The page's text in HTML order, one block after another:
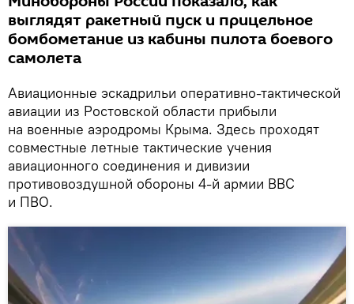
выглядят ракетный пуск и прицельное
бомбометание из кабины пилота боевого
самолета
Авиационные эскадрильи оперативно-тактической
авиации из Ростовской области прибыли
на военные аэродромы Крыма. Здесь проходят
совместные летные тактические учения
авиационного соединения и дивизии
противовоздушной обороны 4-й армии ВВС
и ПВО.